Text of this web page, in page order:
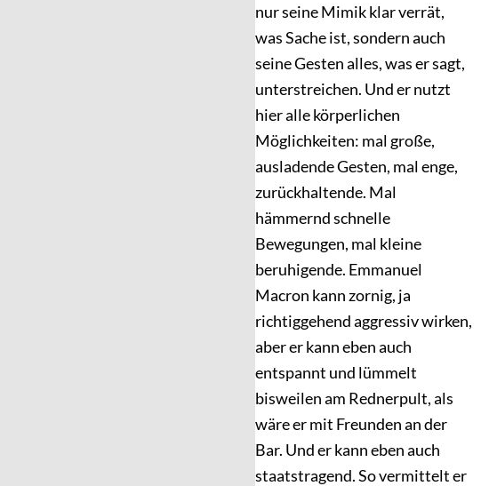
nur seine Mimik klar verrät,
was Sache ist, sondern auch
seine Gesten alles, was er sagt,
unterstreichen. Und er nutzt
hier alle körperlichen
Möglichkeiten: mal große,
ausladende Gesten, mal enge,
zurückhaltende. Mal
hämmernd schnelle
Bewegungen, mal kleine
beruhigende. Emmanuel
Macron kann zornig, ja
richtiggehend aggressiv wirken,
aber er kann eben auch
entspannt und lümmelt
bisweilen am Rednerpult, als
wäre er mit Freunden an der
Bar. Und er kann eben auch
staatstragend. So vermittelt er